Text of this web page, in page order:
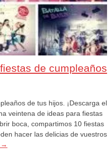
de cumpleaños
de tus hijos. ¡Descarga el
veintena de ideas para fiestas
boca, compartimos 10 fiestas
hacer las delicias de vuestros
→